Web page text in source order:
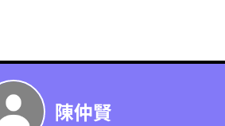
陳仲賢